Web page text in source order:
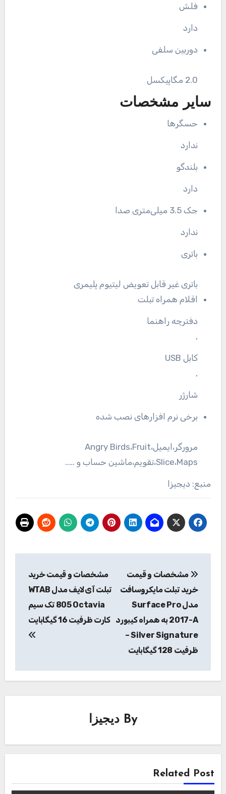
فلش
دارد
دوربین سلفی
2.0 مگاپیکسل
سایر مشخصات
حسگرها
ندارد
بلندگو
دارد
جک 3.5 میلی‌متری صدا
ندارد
باتری
باتری غیر قابل تعویض لیتیوم پلیمری
اقلام همراه تبلت
دفترچه‌ راهنما
,
کابل USB
,
شارژر
برخی نرم افزارهای نصب شده
مرورگر،ایمیل،Angry Birds،Fruit
Slice،Maps،تقویم،ماشین حساب و …..
منبع: دیجیزا
نوشته
مشخصات و قیمت
خرید تبلت مایکروسافت
مدل Surface Pro
2017-A به همراه کیبورد
Silver Signature –
ظرفیت 128 گیگابایت
مشخصات و قیمت خرید
تبلت آی‌لایف مدل WTAB
805 Octavia تک سیم
کارت ظرفیت 16 گیگابایت
By دیجیزا
Related Post